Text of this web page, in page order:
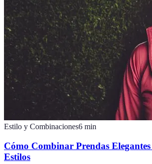
Estilo y Combinaciones6 min
Cómo Combinar Prendas
Estilos